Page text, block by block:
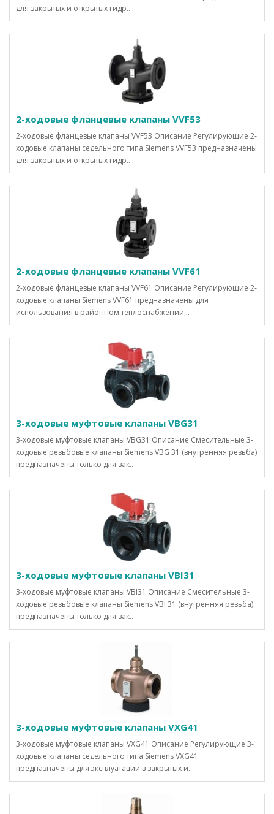
для закрытых и открытых гидр..
2-ходовые фланцевые клапаны VVF53
2-ходовые фланцевые клапаны VVF53 Описание Регулирующие 2-
ходовые клапаны седельного типа Siemens VVF53 предназначены
для закрытых и открытых гидр..
2-ходовые фланцевые клапаны VVF61
2-ходовые фланцевые клапаны VVF61 Описание Регулирующие 2-
ходовые клапаны Siemens VVF61 предназначены для
использования в районном теплоснабжении,..
3-ходовые муфтовые клапаны VBG31
3-ходовые муфтовые клапаны VBG31 Описание Смесительные 3-
ходовые резьбовые клапаны Siemens VBG 31 (внутренняя резьба)
предназначены только для зак..
3-ходовые муфтовые клапаны VBI31
3-ходовые муфтовые клапаны VBI31 Описание Смесительные 3-
ходовые резьбовые клапаны Siemens VBI 31 (внутренняя резьба)
предназначены только для зак..
3-ходовые муфтовые клапаны VXG41
3-ходовые муфтовые клапаны VXG41 Описание Регулирующие 3-
ходовые клапаны седельного типа Siemens VXG41
предназначены для эксплуатации в закрытых и..